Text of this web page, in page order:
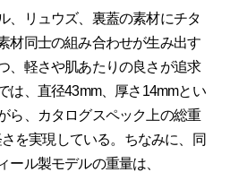
、リュウズ、裏蓋の素材にチタ
材同士の組み合わせが生み出す
、軽さや肌あたりの良さが追求
は、直径43mm、厚さ14mmとい
ら、カタログスペック上の総重
を実現している。ちなみに、同
ール製モデルの重量は、